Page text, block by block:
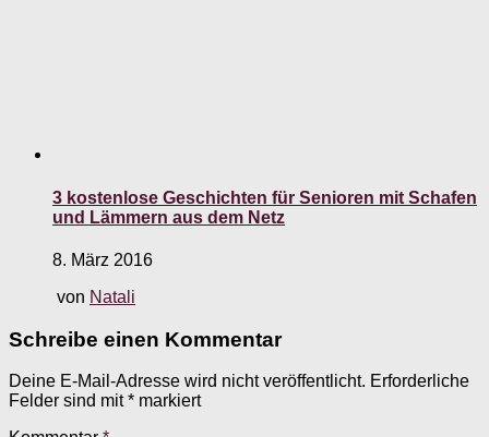
3 kostenlose Geschichten für Senioren mit Schafen
und Lämmern aus dem Netz
8. März 2016
von Natali
Schreibe einen Kommentar
Deine E-Mail-Adresse wird nicht veröffentlicht. Erforderliche
Felder sind mit* markiert